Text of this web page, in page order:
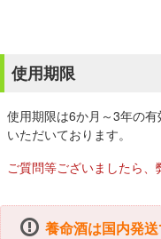
使用期限
使用期限は6か月～3年の
いただいております。
ご質問等ございましたら、
養命酒は国内発送